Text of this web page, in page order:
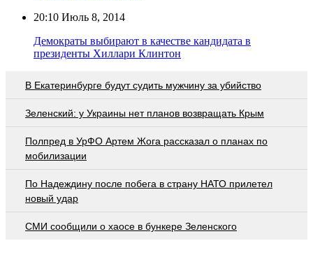
20:10 Июль 8, 2014
Демократы выбирают в качестве кандидата в
президенты Хиллари Клинтон
В Екатеринбурге будут судить мужчину за убийство
Зеленский: у Украины нет планов возвращать Крым
Полпред в УрФО Артем Жога рассказал о планах по
мобилизации
По Надеждину после побега в страну НАТО прилетел
новый удар
СМИ сообщили о хаосе в бункере Зеленского